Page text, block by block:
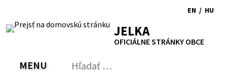
obsah
RSS MapaTlačiť
Zvýšiť
kontrast
písmapísma
EN
to
/ HU
JELKA
OFICIÁLNE STRÁNKY OBCE
PREPNÚŤ
MENU Hľadať: